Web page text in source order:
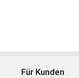
Für Kunden